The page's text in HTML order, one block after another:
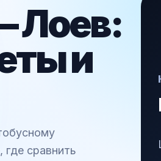
Лоев:
и
сравнить